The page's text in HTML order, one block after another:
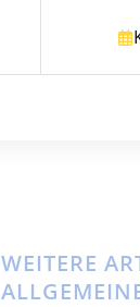
WEITERE